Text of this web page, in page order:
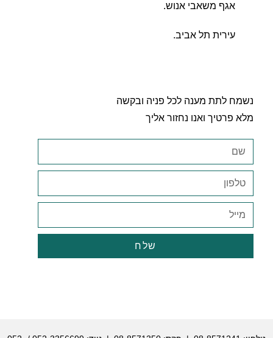
אגף משאבי אנוש.
עירית תל אביב.
נשמח לתת מענה לכל פניה ובקשה
מלא פרטיך ואנו נחזור אליך
שלח